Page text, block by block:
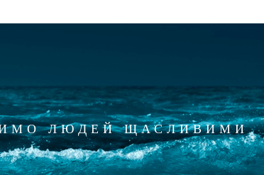
ЛЮДЕЙ ЩАСЛИВИМИ